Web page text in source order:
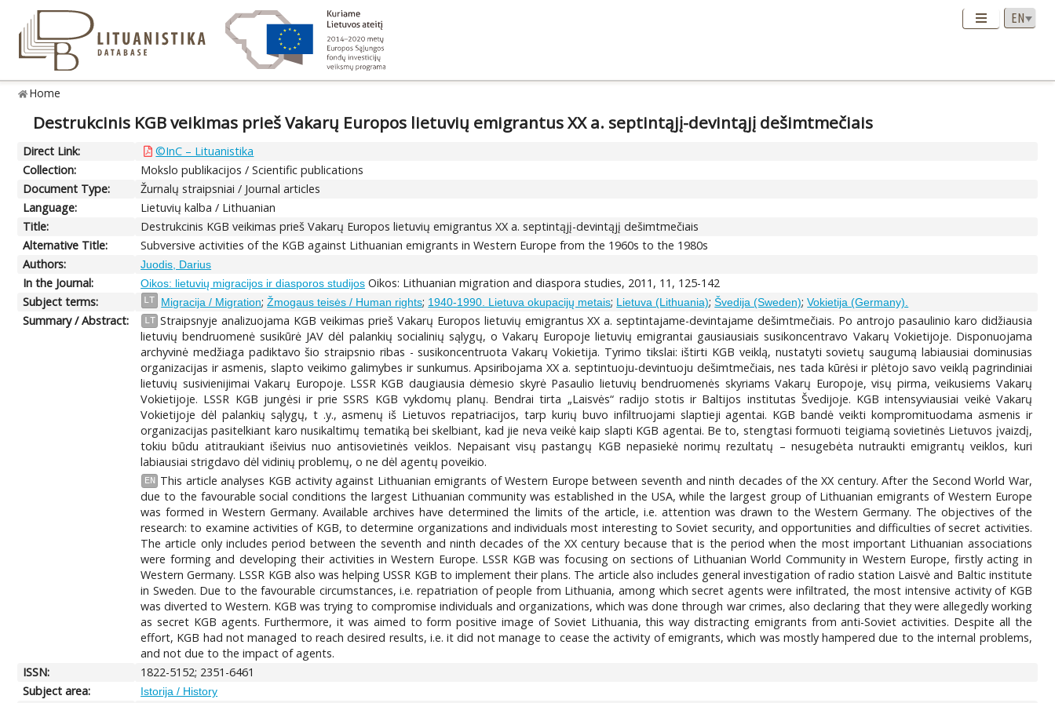
Home
Destrukcinis KGB veikimas prieš Vakarų Europos lietuvių emigrantus XX a. septintąjį-devintąjį dešimtmečiais
Direct Link:
©InC – Lituanistika
Collection:
Mokslo publikacijos / Scientific publications
Document Type:
Žurnalų straipsniai / Journal articles
Language:
Lietuvių kalba / Lithuanian
Title:
Destrukcinis KGB veikimas prieš Vakarų Europos lietuvių emigrantus XX a. septintąjį-devintąjį dešimtmečiais
Alternative Title:
Subversive activities of the KGB against Lithuanian emigrants in Western Europe from the 1960s to the 1980s
Authors:
Juodis, Darius
In the Journal: Oikos: lietuvių migracijos ir diasporos studijos Oikos: Lithuanian migration and diaspora studies, 2011, 11, 125-142
Subject terms:
LT Migracija / Migration;Žmogaus teisės / Human rights; 1940-1990. Lietuva okupacijų metais; Lietuva (Lithuania);Švedija (Sweden);Vokietija (Germany).
Summary / Abstract: LT Straipsnyje analizuojama KGB veikimas prieš Vakarų Europos lietuvių emigrantus XX a. septintajame-devintajame dešimtmečiais. Po antrojo pasaulinio karo didžiausia
lietuvių bendruomenė susikūrė JAV dėl palankių socialinių sąlygų, o Vakarų Europoje lietuvių emigrantai gausiausiais susikoncentravo Vakarų Vokietijoje. Disponuojama
archyvinė medžiaga padiktavo šio straipsnio ribas - susikoncentruota Vakarų Vokietija. Tyrimo tikslai: ištirti KGB veiklą, nustatyti sovietų saugumą labiausiai dominusias
organizacijas ir asmenis, slapto veikimo galimybes ir sunkumus. Apsiribojama XX a. septintuoju-devintuoju dešimtmečiais, nes tada kūrėsi ir plėtojo savo veiklą pagrindiniai
lietuvių susivienijimai Vakarų Europoje. LSSR KGB daugiausia dėmesio skyrė Pasaulio lietuvių bendruomenės skyriams Vakarų Europoje, visų pirma, veikusiems Vakarų
Vokietijoje. LSSR KGB jungėsi ir prie SSRS KGB vykdomų planų. Bendrai tirta „Laisvės“ radijo stotis ir Baltijos institutas Švedijoje. KGB intensyviausiai veikė Vakarų
Vokietijoje dėl palankių sąlygų, t .y., asmenų iš Lietuvos repatriacijos, tarp kurių buvo infiltruojami slaptieji agentai. KGB bandė veikti kompromituodama asmenis ir
organizacijas pasitelkiant karo nusikaltimų tematiką bei skelbiant, kad jie neva veikė kaip slapti KGB agentai. Be to, stengtasi formuoti teigiamą sovietinės Lietuvos įvaizdį,
tokiu būdu atitraukiant išeivius nuo antisovietinės veiklos. Nepaisant visų pastangų KGB nepasiekė norimų rezultatų – nesugebėta nutraukti emigrantų veiklos, kuri
labiausiai strigdavo dėl vidinių problemų, o ne dėl agentų poveikio.
EN
This article analyses KGB activity against Lithuanian emigrants of Western Europe between seventh and ninth decades of the XX century. After the Second World War,
due to the favourable social conditions the largest Lithuanian community was established in the USA, while the largest group of Lithuanian emigrants of Western Europe
was formed in Western Germany. Available archives have determined the limits of the article, i.e. attention was drawn to the Western Germany. The objectives of the
research: to examine activities of KGB, to determine organizations and individuals most interesting to Soviet security, and opportunities and difficulties of secret activities.
The article only includes period between the seventh and ninth decades of the XX century because that is the period when the most important Lithuanian associations
were forming and developing their activities in Western Europe. LSSR KGB was focusing on sections of Lithuanian World Community in Western Europe, firstly acting in
Western Germany. LSSR KGB also was helping USSR KGB to implement their plans. The article also includes general investigation of radio station Laisvė and Baltic institute
in Sweden. Due to the favourable circumstances, i.e. repatriation of people from Lithuania, among which secret agents were infiltrated, the most intensive activity of KGB
was diverted to Western. KGB was trying to compromise individuals and organizations, which was done through war crimes, also declaring that they were allegedly working
as secret KGB agents. Furthermore, it was aimed to form positive image of Soviet Lithuania, this way distracting emigrants from anti-Soviet activities. Despite all the
effort, KGB had not managed to reach desired results, i.e. it did not manage to cease the activity of emigrants, which was mostly hampered due to the internal problems,
and not due to the impact of agents.
ISSN:
1822-5152; 2351-6461
Subject area:
Istorija / History